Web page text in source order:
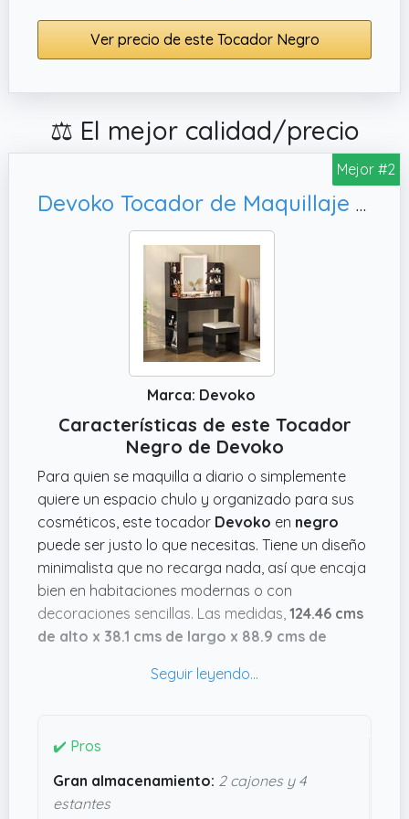
Ver precio de este Tocador Negro
⚖️ El mejor calidad/precio
Mejor #2
Devoko Tocador de Maquillaje con Taburete y Luces LED, Negro
Marca: Devoko
Características de este Tocador
Negro de Devoko
Para quien se maquilla a diario o simplemente
quiere un espacio chulo y organizado para sus
cosméticos, este tocador Devoko en negro
puede ser justo lo que necesitas. Tiene un diseño
minimalista que no recarga nada, así que encaja
bien en habitaciones modernas o con
decoraciones sencillas. Las medidas, 124.46 cms
de alto x 38.1 cms de largo x 88.9 cms de
que ocupe demasiado. Además, pesa
prácticos, como los dos cajones grandes más
los cuatro estantes y esos divisores laterales que
✔️ Pros
Gran almacenamiento: 2 cajones y 4
estantes